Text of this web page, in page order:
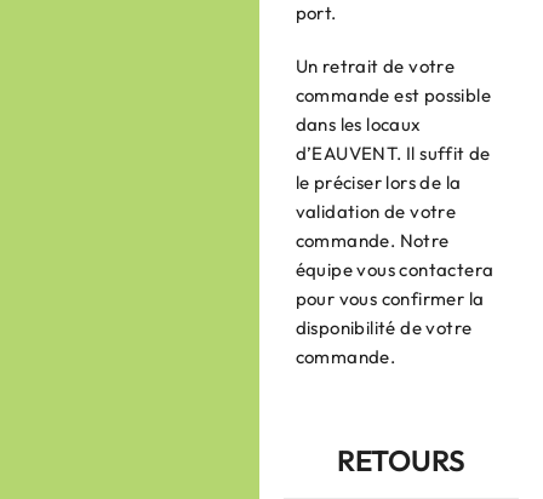
RETOURS
port.
Un retrait de votre
commande est possible
dans les locaux
d’EAUVENT. Il suffit de
le préciser lors de la
validation de votre
commande. Notre
équipe vous contactera
pour vous confirmer la
disponibilité de votre
commande.